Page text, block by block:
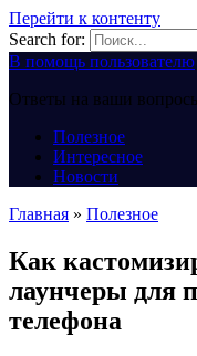
Перейти к контенту
Search for:
В помощь пользователю
Ответы на ваши
Полезное
Интересное
Новости
Главная » Полезное
Как
лаунчеры для
телефона